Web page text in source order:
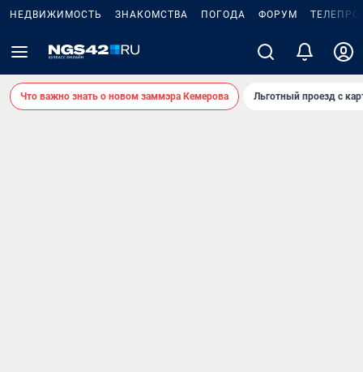
НЕДВИЖИМОСТЬ ЗНАКОМСТВА ПОГОДА ФОРУМ
Что важно знать о новом заммэра Кемерова Льготный проезд с